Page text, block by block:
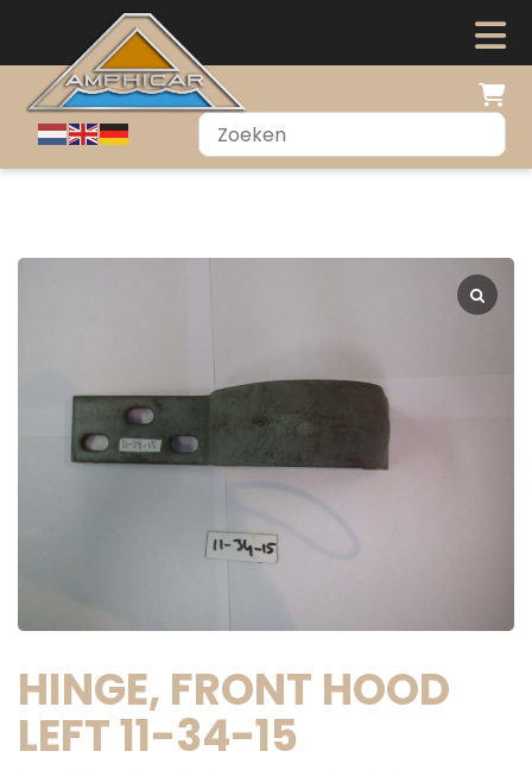
HINGE, FRONT HOOD
LEFT 11-34-15